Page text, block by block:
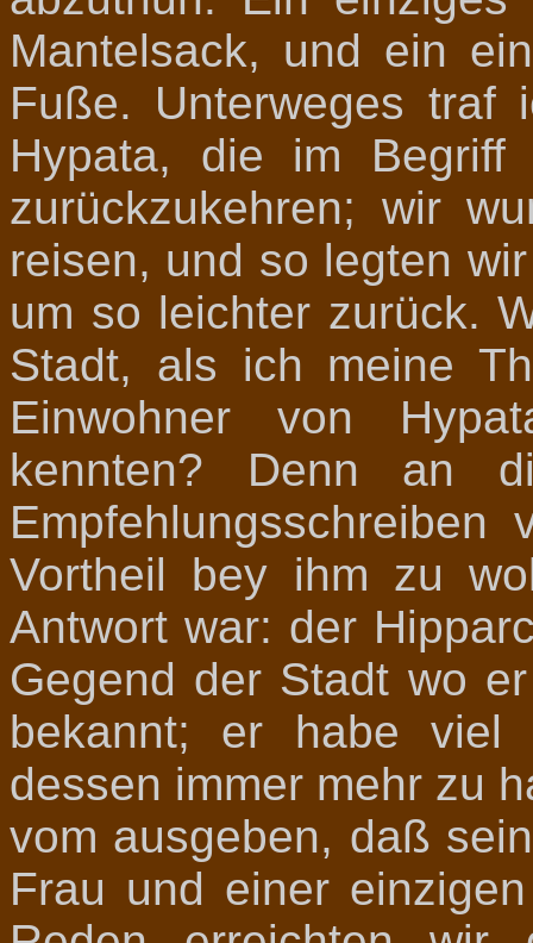
Mantelsack, und ein
Fuße. Unterweges traf
Hypata, die im Begriff
zurückzukehren; wir
reisen, und so legten
um so leichter zurück.
Stadt, als ich meine
Einwohner von
kennten? Denn an
Vortheil bey ihm zu
Antwort war: der
Gegend der Stadt wo
bekannt; er habe
dessen immer mehr zu
vom ausgeben, daß
Frau und einer